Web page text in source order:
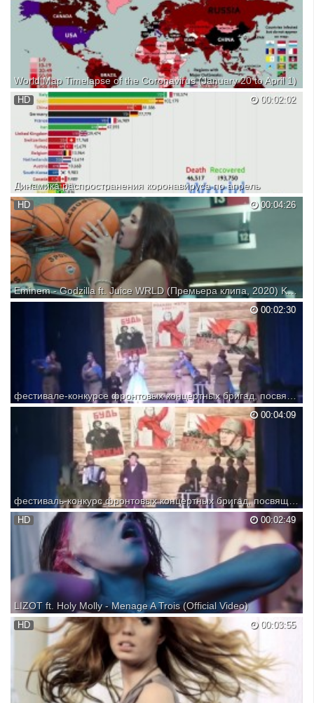
World Map Timelapse of the Coronavirus (January 20 to April 1)
00:02:02
HD
Динамика распространения коронавируса по апрель
00:04:26
HD
Eminem - Godzilla ft. Juice WRLD (Премьера клипа, 2020) KIRENGA24.RU
Eminem - Godzilla ft. Juice WRLD 00:02:30
фестивале-конкурсе фронтовых концертных бригад, посвященном 75 летию Великой Победы 2
00:04:09
фестиваль-конкурс фронтовых концертных бригад, посвященном 75 летию Великой Победы.
00:02:49
HD
LIZOT ft. Holy Molly - Menage A Trois (Official Video)
00:03:55
HD